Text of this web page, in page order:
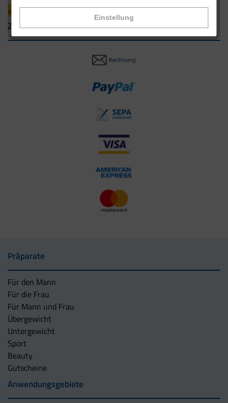
Einstellung
Zahlungsarten
Präparate
Für den Mann
Für die Frau
Für Mann und Frau
Übergewicht
Untergewicht
Sport
Beauty
Gutscheine
Anwendungsgebiete